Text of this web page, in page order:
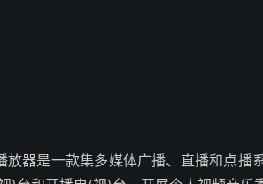
放器是一款集多媒体广播、直播和点播